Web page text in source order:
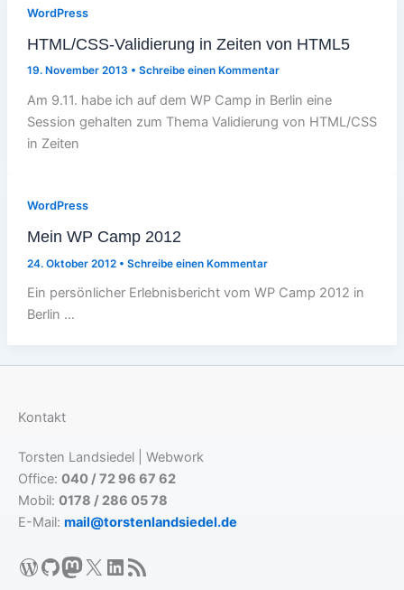
WordPress
HTML/CSS-Validierung in Zeiten von HTML5
19. November 2013 • Schreibe einen Kommentar
Am 9.11. habe ich auf dem WP Camp in Berlin eine
Session gehalten zum Thema Validierung von HTML/CSS
in Zeiten
WordPress
Mein WP Camp 2012
24. Oktober 2012 • Schreibe einen Kommentar
Ein persönlicher Erlebnisbericht vom WP Camp 2012 in
Berlin …
Kontakt
Torsten Landsiedel | Webwork
Office: 040 / 72 96 67 62
Mobil: 0178 / 286 05 78
E-Mail: mail@torstenlandsiedel.de
WordPress
GitHub
Mastodon
X LinkedIn
RSS-Feed